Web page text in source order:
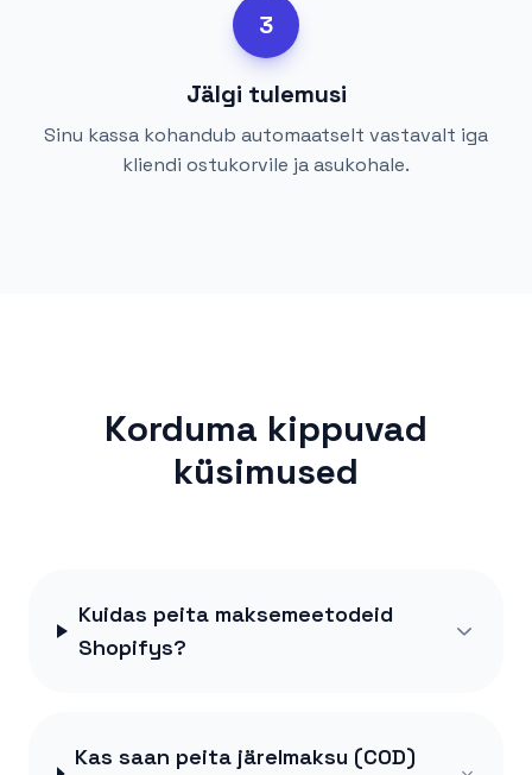
3
Jälgi tulemusi
Sinu kassa kohandub automaatselt vastavalt iga
kliendi ostukorvile ja asukohale.
Korduma kippuvad
küsimused
Kuidas peita maksemeetodeid
Shopifys?
Kas saan peita järelmaksu (COD)